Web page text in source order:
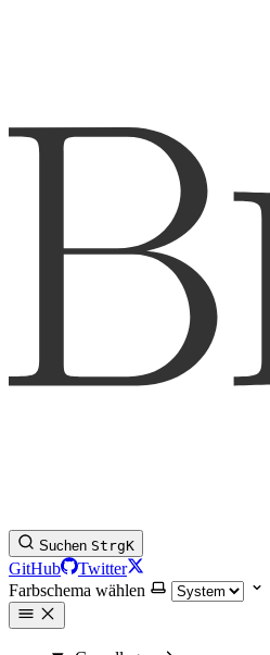
Suchen StrgK
GitHub
Twitter
Farbschema wählen